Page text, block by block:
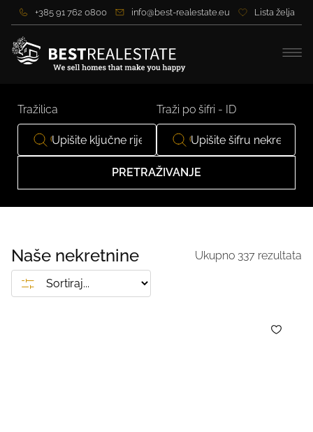
+385 91 762 0800 info@best-realestate.eu Lista želja
Tražilica Traži po šifri - ID
PRETRAŽIVANJE
Naše nekretnine Ukupno 337 rezultata